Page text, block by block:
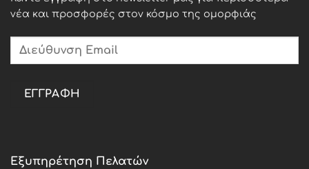
Εξυπηρέτηση Πελατών
νέα και προσφορές στον κόσμο της ομορφιάς